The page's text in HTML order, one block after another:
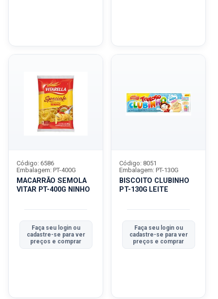
MACARRÃO SEMOLA
VITAR PT-400G NINHO
Código: 6586
Embalagem: PT-400G
Faça seu login ou
cadastre-se para ver
preços e comprar
BISCOITO CLUBINHO
PT-130G LEITE
Código: 8051
Embalagem: PT-130G
Faça seu login ou
cadastre-se para ver
preços e comprar